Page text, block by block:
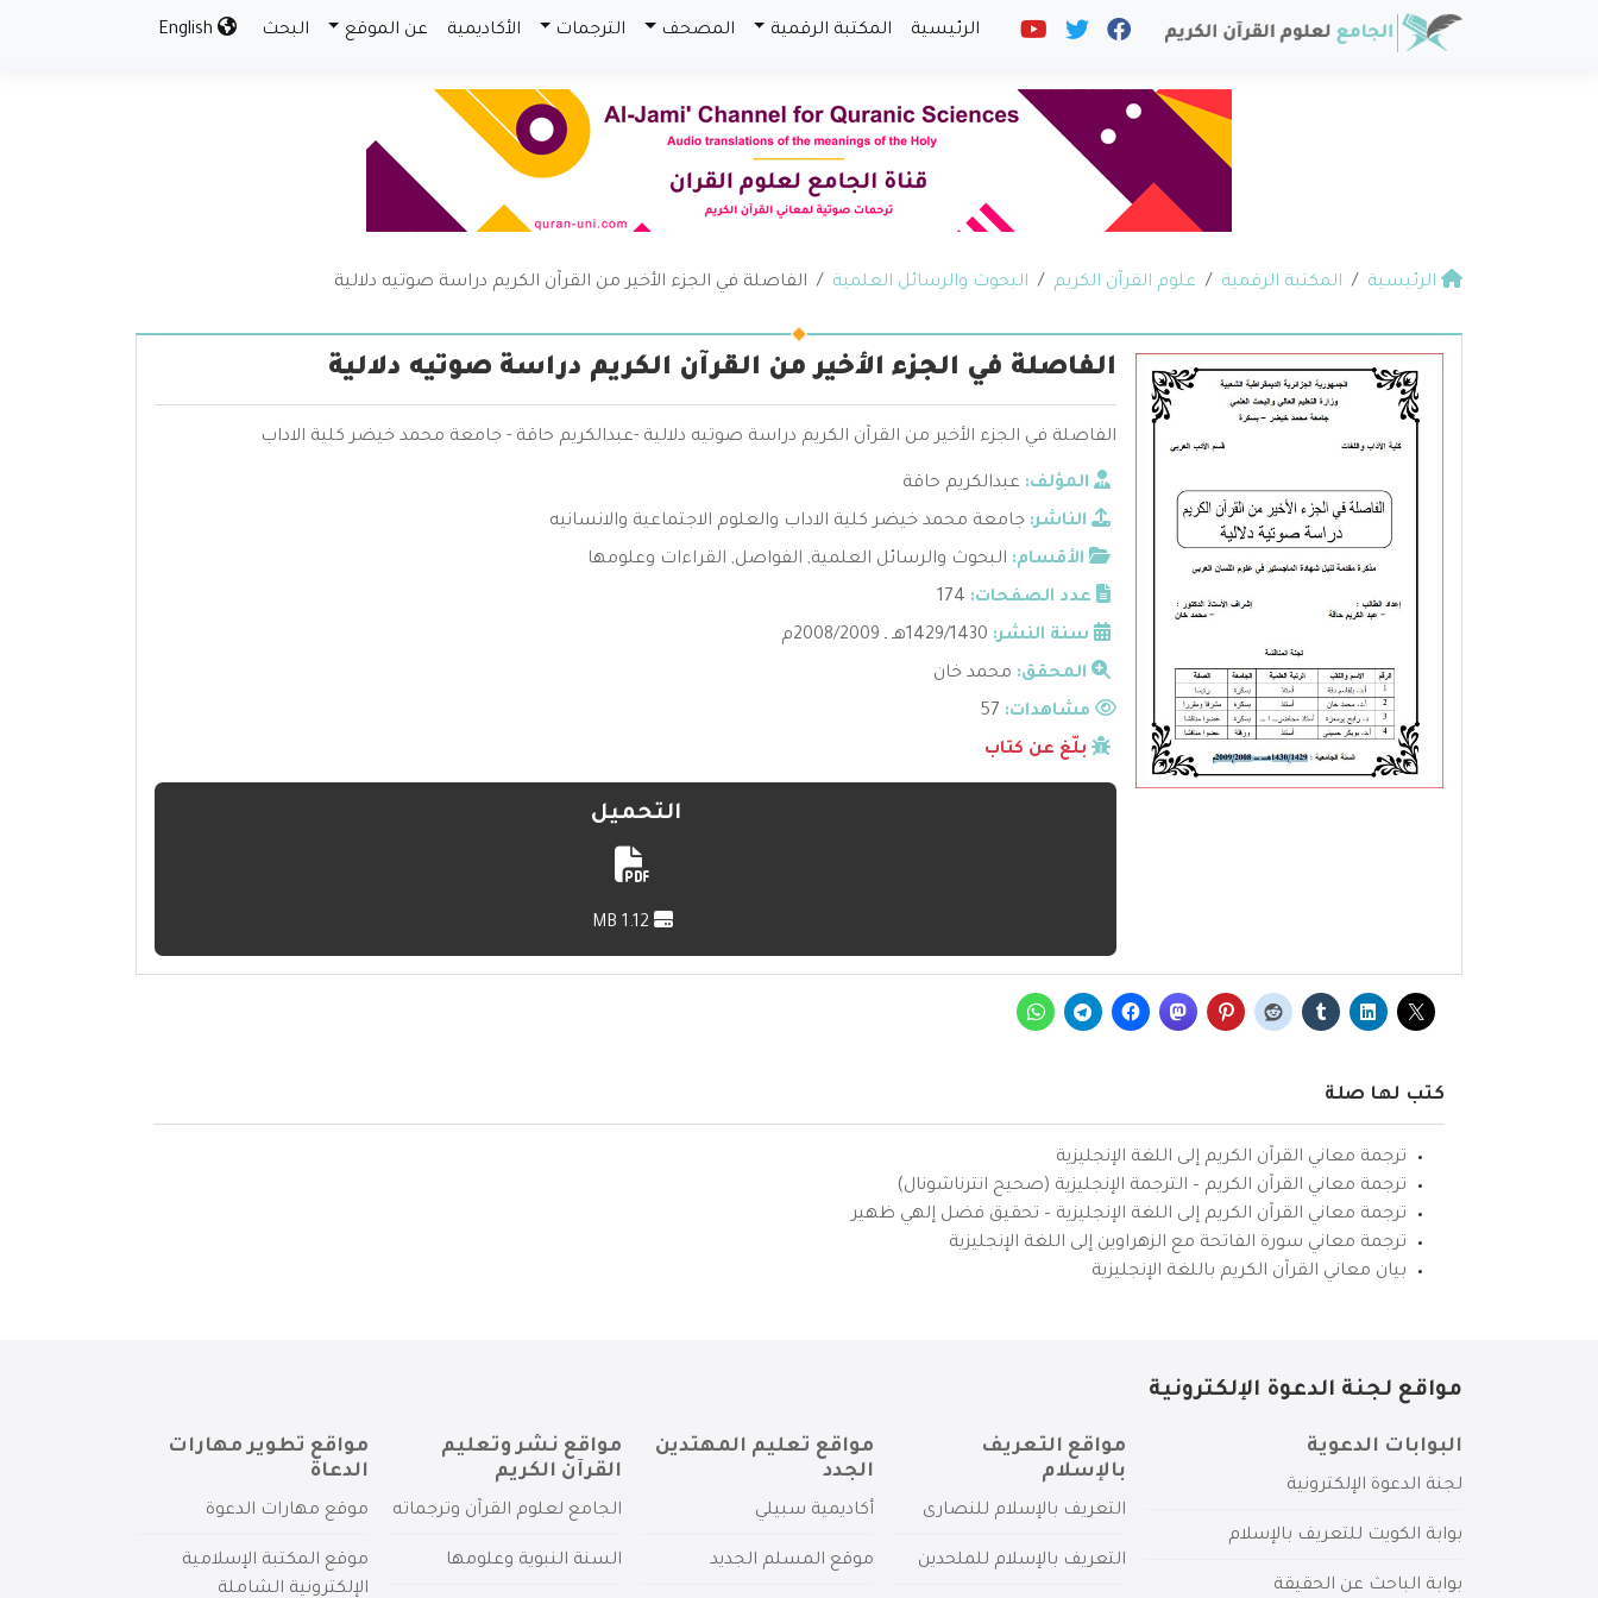
الرئيسية المكتبة الرقمية المصحف الترجمات الأكاديمية عن الموقع البحث
الرئيسية المكتبة الرقمية علوم القرآن الكريم البحوث والرسائل العلمية الفاصلة في الجزء الأخير من القرآن الكريم دراسة صوتيه دلالية
الفاصلة في الجزء الأخير من القرآن الكريم دراسة صوتيه دلالية
الفاصلة في الجزء الأخير من القرآن الكريم دراسة صوتيه دلالية -عبدالكريم حاقة - جامعة محمد خيضر كلية الاداب
المؤلف: عبدالكريم حاقة
الناشر: جامعة محمد خيضر كلية الاداب والعلوم الاجتماعية والانسانيه
الأقسام: البحوث والرسائل العلمية, الفواصل, القراءات وعلومها
عدد الصفحات: 174
سنة النشر: 1429/1430هـ ـ 2008/2009م
المحقق: محمد خان
مشاهدات:
بلّغ عن كتاب
التحميل
كتب لها صلة
ترجمة معاني القرآن الكريم إلى اللغة الإنجليزية
ترجمة معاني القرآن الكريم – الترجمة الإنجليزية (صحيح انترناشونال)
ترجمة معاني القرآن الكريم إلى اللغة الإنجليزية – تحقيق فضل إلهي ظهير
ترجمة معاني سورة الفاتحة مع الزهراوين إلى اللغة الإنجليزية
بيان معاني القرآن الكريم باللغة الإنجليزية
مواقع لجنة الدعوة الإلكترونية
البوابات الدعوية
لجنة الدعوة الإلكترونية
بوابة الكويت للتعريف بالإسلام
بوابة الباحث عن الحقيقة
مواقع التعريف
بالإسلام
التعريف بالإسلام للنصارى
التعريف بالإسلام للملحدين
مواقع تعليم المهتدين
الجدد
أكاديمية سبيلي
موقع المسلم الجديد
مواقع نشر وتعليم
القرآن الكريم
الجامع لعلوم القرآن وترجماته
السنة النبوية وعلومها
مواقع تطوير مهارات
الدعاة
موقع مهارات الدعوة
موقع المكتبة الإسلامية
الإلكترونية الشاملة